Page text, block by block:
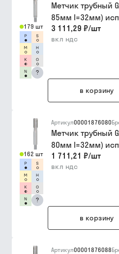
179 шт
?
Метчик трубный
85мм I=32мм)
3 111,29 ₽/шт
вкл ндс
в корзину
162 шт
?
Артикул00001876080
Метчик трубный
80мм l=32мм)
1 711,21 ₽/шт
вкл ндс
в корзину
Артикул00001876088